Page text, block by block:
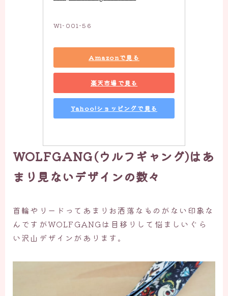
Wl-001-56
Amazonで見る
楽天市場で見る
Yahoo!ショッピングで見る
WOLFGANG(ウルフギャング)はあ
まり見ないデザインの数々
首輪やリードってあまりお洒落なものがない印象な
んですがWOLFGANGは目移りして悩ましいぐら
い沢山デザインがあります。